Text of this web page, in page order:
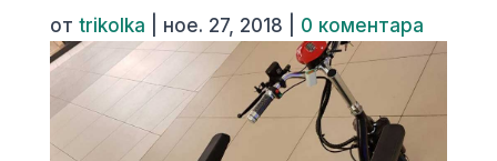
от trikolka ное. 27, 2018 0 коментара